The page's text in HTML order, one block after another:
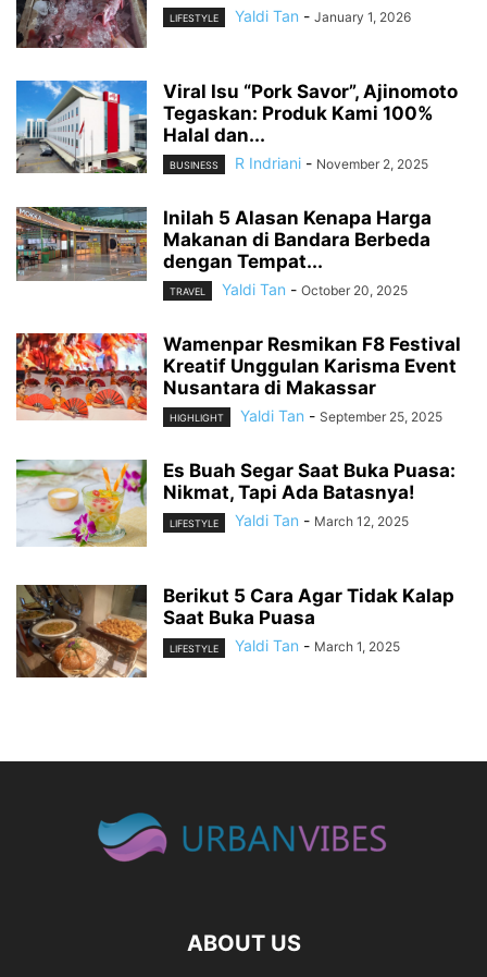
LIFESTYLE Yaldi Tan - January 1, 2026
Viral Isu “Pork Savor”, Ajinomoto
Tegaskan: Produk Kami 100%
Halal dan...
BUSINESS R Indriani - November 2, 2025
Inilah 5 Alasan Kenapa Harga
Makanan di Bandara Berbeda
dengan Tempat...
TRAVEL Yaldi Tan - October 20, 2025
Wamenpar Resmikan F8 Festival
Kreatif Unggulan Karisma Event
Nusantara di Makassar
HIGHLIGHT Yaldi Tan - September 25, 2025
Es Buah Segar Saat Buka Puasa:
Nikmat, Tapi Ada Batasnya!
LIFESTYLE Yaldi Tan - March 12, 2025
Berikut 5 Cara Agar Tidak Kalap
Saat Buka Puasa
LIFESTYLE Yaldi Tan - March 1, 2025
ABOUT US